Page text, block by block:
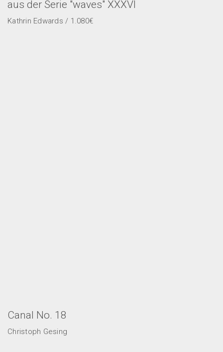
aus der Serie "waves" XXXVI
Kathrin Edwards / 1.080€
Canal No. 18
Christoph Gesing